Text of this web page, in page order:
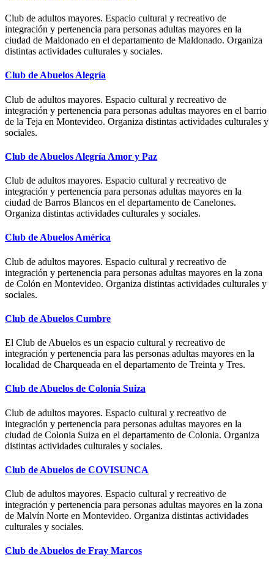
Club de adultos mayores. Espacio cultural y recreativo de
integración y pertenencia para personas adultas mayores en la
ciudad de Maldonado en el departamento de Maldonado. Organiza
distintas actividades culturales y sociales.
Club de Abuelos Alegría
Club de adultos mayores. Espacio cultural y recreativo de
integración y pertenencia para personas adultas mayores en el barrio
de la Teja en Montevideo. Organiza distintas actividades culturales y
sociales.
Club de Abuelos Alegría Amor y Paz
Club de adultos mayores. Espacio cultural y recreativo de
integración y pertenencia para personas adultas mayores en la
ciudad de Barros Blancos en el departamento de Canelones.
Organiza distintas actividades culturales y sociales.
Club de Abuelos América
Club de adultos mayores. Espacio cultural y recreativo de
integración y pertenencia para personas adultas mayores en la zona
de Colón en Montevideo. Organiza distintas actividades culturales y
sociales.
Club de Abuelos Cumbre
El Club de Abuelos es un espacio cultural y recreativo de
integración y pertenencia para las personas adultas mayores en la
localidad de Charqueada en el departamento de Treinta y Tres.
Club de Abuelos de Colonia Suiza
Club de adultos mayores. Espacio cultural y recreativo de
integración y pertenencia para personas adultas mayores en la
ciudad de Colonia Suiza en el departamento de Colonia. Organiza
distintas actividades culturales y sociales.
Club de Abuelos de COVISUNCA
Club de adultos mayores. Espacio cultural y recreativo de
integración y pertenencia para personas adultas mayores en la zona
de Malvín Norte en Montevideo. Organiza distintas actividades
culturales y sociales.
Club de Abuelos de Fray Marcos